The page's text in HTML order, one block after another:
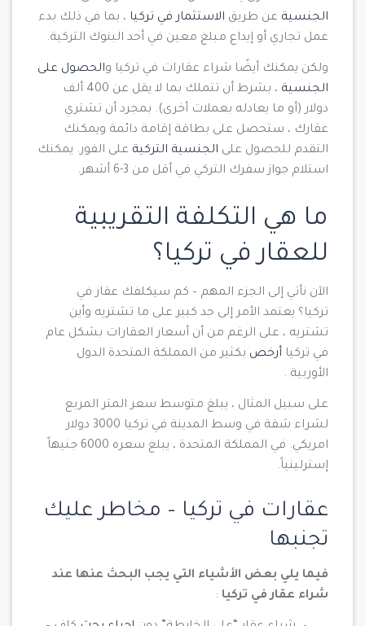
الجنسية عن طريق الاستثمار في تركيا ، بما في ذلك بدء
عمل تجاري أو إيداع مبلغ معين في أحد البنوك التركية.
ولكن يمكنك أيضًا شراء عقارات في تركيا والحصول على
الجنسية
، بشرط أن تتملك بما لا يقل عن 400 ألف
دولار (أو ما يعادله بعملات أخرى). بمجرد أن تشتري
عقارك ، ستحصل على بطاقة إقامة دائمة ويمكنك
التقدم للحصول على الجنسية التركية على الفور. يمكنك
استلام جواز سفرك التركي في أقل من 3-6 أشهر.
ما هي التكلفة التقريبية
للعقار في تركيا؟
الآن نأتي إلى الجزء المهم – كم سيكلفك عقار في
تركيا؟ يعتمد الأمر إلى حد كبير على ما تشتريه وأين
تشتريه ، على الرغم من أن أسعار العقارات بشكل عام
في تركيا أرخص بكثير من المملكة المتحدة الدول
الأوربية .
على سبيل المثال ، يبلغ متوسط ​​سعر المتر المربع
لشراء شقة في وسط المدينة في تركيا 3000 دولار
امريكي. في المملكة المتحدة ، يبلغ سعره 6000 جنيهاً
إسترلينياً.
عقارات في تركيا – مخاطر عليك
تجنبها
فيما يلي بعض الأشياء التي يجب البحث عنها عند
شراء عقار في تركيا :